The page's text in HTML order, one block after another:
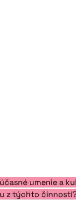
umenie a
z týchto